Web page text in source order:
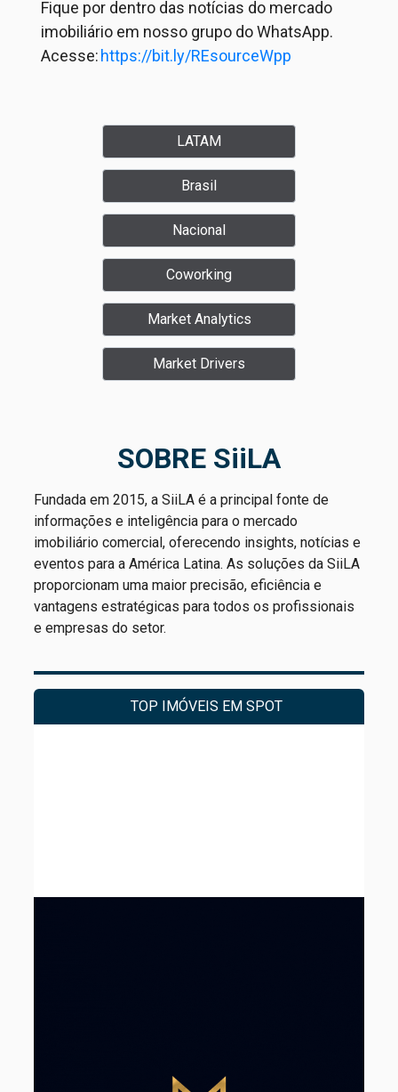
Fique por dentro das notícias do mercado
imobiliário em nosso grupo do WhatsApp.
Acesse: https://bit.ly/REsourceWpp
LATAM
Brasil
Nacional
Coworking
Market Analytics
Market Drivers
SOBRE SiiLA
Fundada em 2015, a SiiLA é a principal fonte de
informações e inteligência para o mercado
imobiliário comercial, oferecendo insights, notícias e
eventos para a América Latina. As soluções da SiiLA
proporcionam uma maior precisão, eficiência e
vantagens estratégicas para todos os profissionais
e empresas do setor.
TOP IMÓVEIS EM SPOT